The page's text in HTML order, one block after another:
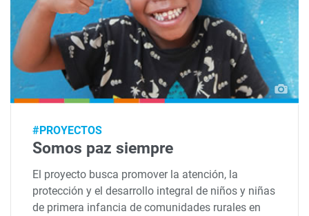
#PROYECTOS
Somos paz siempre
El proyecto busca promover la atención, la
protección y el desarrollo integral de niños y niñas
de primera infancia de comunidades rurales en